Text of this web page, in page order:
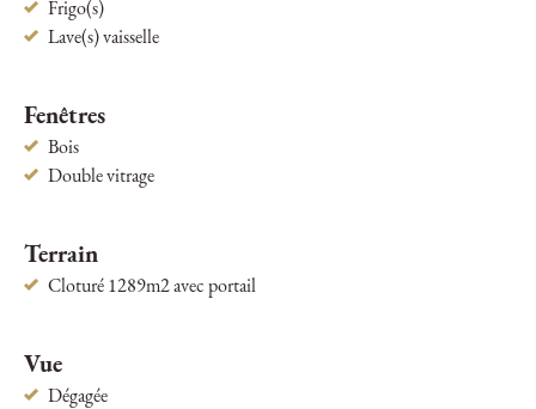
Frigo(s)
Lave(s) vaisselle
Fenêtres
Bois
Double vitrage
Terrain
Cloturé 1289m2 avec portail
Vue
Dégagée